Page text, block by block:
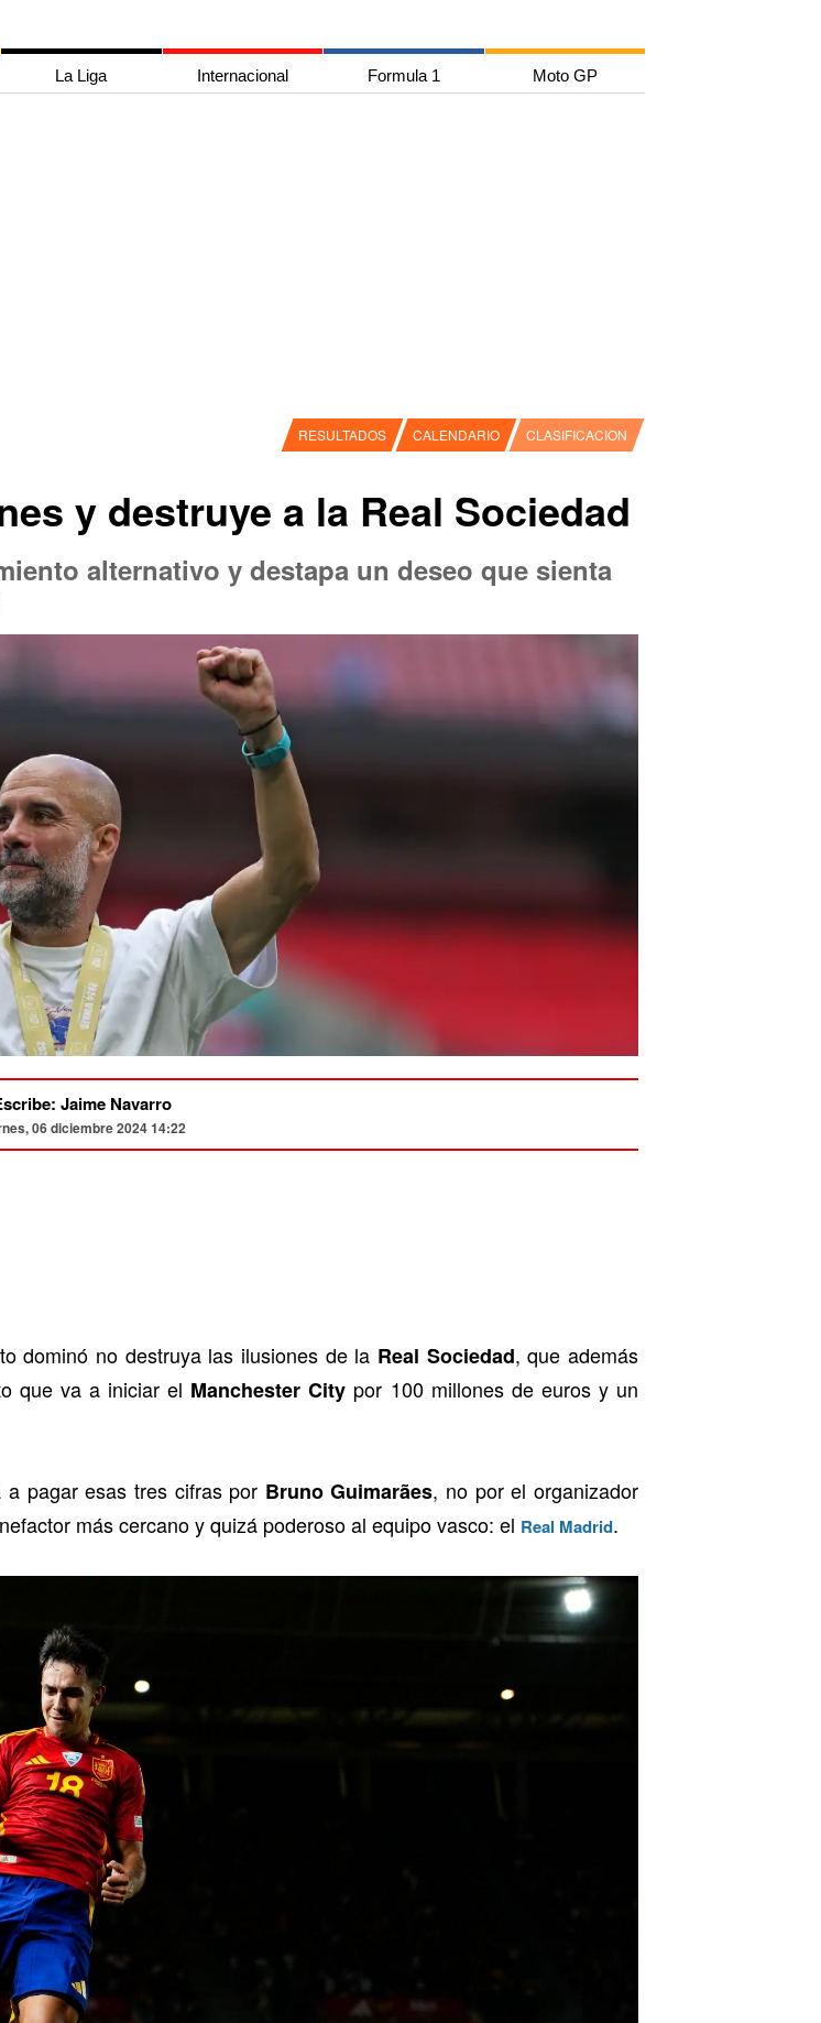
La Liga Internacional Formula 1 Moto GP
RESULTADOS CALENDARIO CLASIFICACION
y destruye a la Real Sociedad
alternativo y destapa un deseo que sienta
Jaime Navarro
06 diciembre 2024 14:22
dominó no destruya las ilusiones de la Real Sociedad, que además
que va a iniciar el Manchester City por 100 millones de euros y un
pagar esas tres cifras por Bruno Guimarães, no por el organizador
más cercano y quizá poderoso al equipo vasco: el Real Madrid.